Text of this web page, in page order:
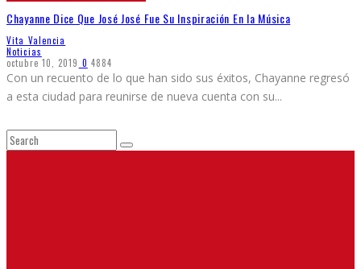
Chayanne Dice Que José José Fue Su Inspiración En la Música
Vita Valencia
Noticias
octubre 10, 2019 0 4884
Con un recuento de lo que han sido sus éxitos, Chayanne regresó
a esta ciudad para reunirse de nueva cuenta con su...